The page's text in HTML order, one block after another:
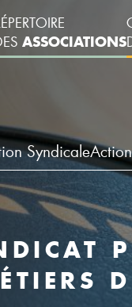
ASSOCIATIONS
Syndicale